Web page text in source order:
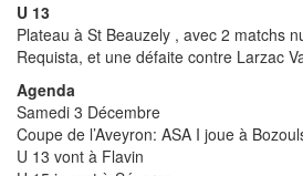
U 13
Plateau à St Beauzely , avec 2 matchs
Requista, et une défaite contre Larzac
Agenda
Samedi 3 Décembre
Coupe de l’Aveyron: ASA I joue à
U 13 vont à Flavin